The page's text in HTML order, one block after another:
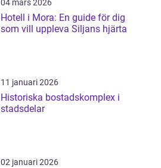
04 mars 2026
Hotell i Mora: En guide för dig
som vill uppleva Siljans hjärta
11 januari 2026
Historiska bostadskomplex i
stadsdelar
02 januari 2026